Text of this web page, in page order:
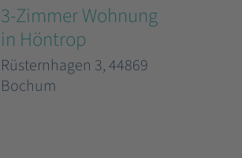
3-Zimmer Wohnung
in Höntrop
Rüsternhagen 3, 44869
Bochum